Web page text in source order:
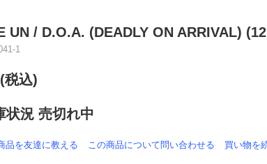
UN / D.O.A. (DEADLY ON ARRIVAL)
1
税込)
状況 売切れ中
品を友達に教える この商品について問い合わせる 買い物を